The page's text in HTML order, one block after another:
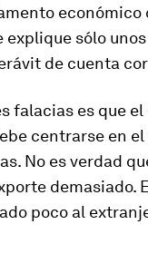
económico
sólo
de cuenta
falacias es que
centrarse en
No es verdad
demasiado.
poco al